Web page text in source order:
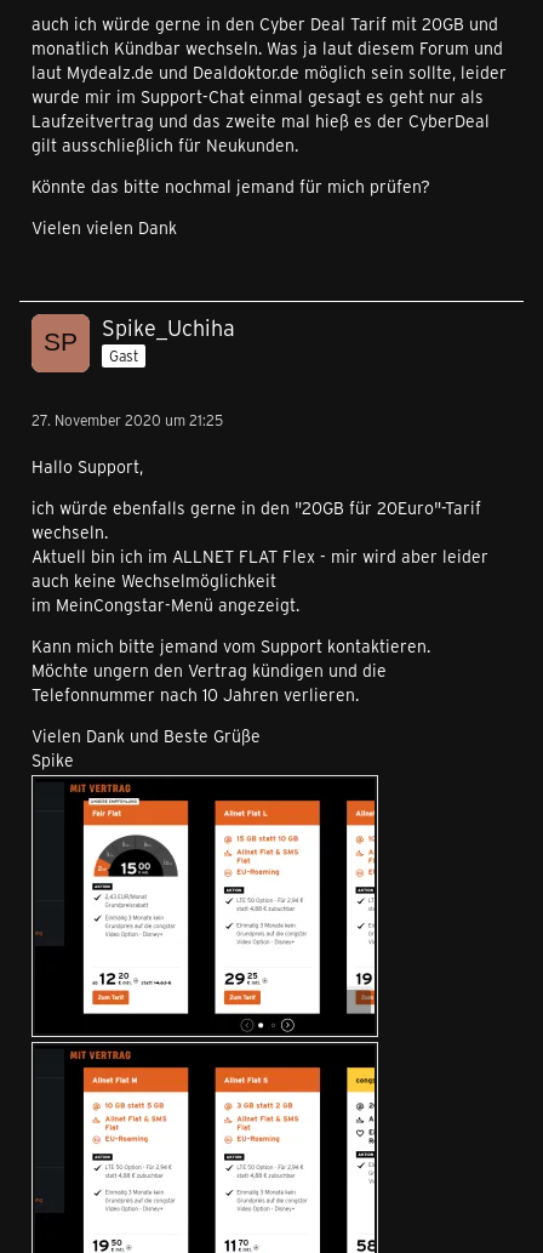
auch ich würde gerne in den Cyber Deal Tarif mit 20GB und
monatlich Kündbar wechseln. Was ja laut diesem Forum und
laut Mydealz.de und Dealdoktor.de möglich sein sollte, leider
wurde mir im Support-Chat einmal gesagt es geht nur als
Laufzeitvertrag und das zweite mal hieß es der CyberDeal
gilt ausschließlich für Neukunden.
Könnte das bitte nochmal jemand für mich prüfen?
Vielen vielen Dank
Spike_Uchiha
Gast
27. November 2020 um 21:25
Hallo Support,
ich würde ebenfalls gerne in den "20GB für 20Euro"-Tarif
wechseln.
Aktuell bin ich im ALLNET FLAT Flex - mir wird aber leider
auch keine Wechselmöglichkeit
im MeinCongstar-Menü angezeigt.
Kann mich bitte jemand vom Support kontaktieren.
Möchte ungern den Vertrag kündigen und die
Telefonnummer nach 10 Jahren verlieren.
Vielen Dank und Beste Grüße
Spike